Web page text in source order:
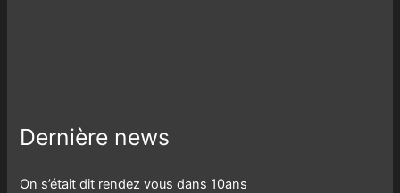
Dernière news
On s’était dit rendez vous dans 10ans